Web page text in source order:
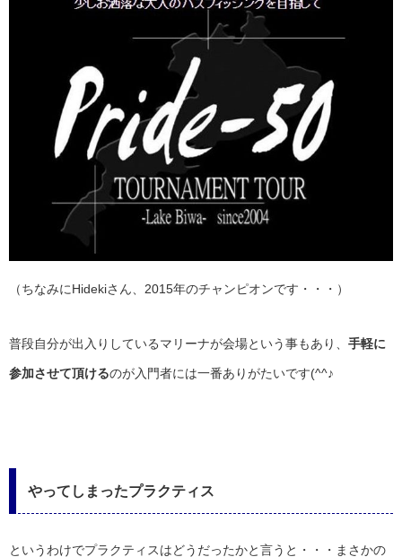
（ちなみにHidekiさん、2015年のチャンピオンです・・・）
普段自分が出入りしているマリーナが会場という事もあり、 手軽に
参加させて頂けるのが入門者には一番ありがたいです(^^♪
やってしまったプラクティス
というわけでプラクティスはどうだったかと言うと・・・まさかの